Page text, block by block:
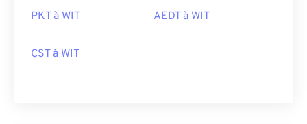
PKT à WIT AEDT à WIT
CST à WIT